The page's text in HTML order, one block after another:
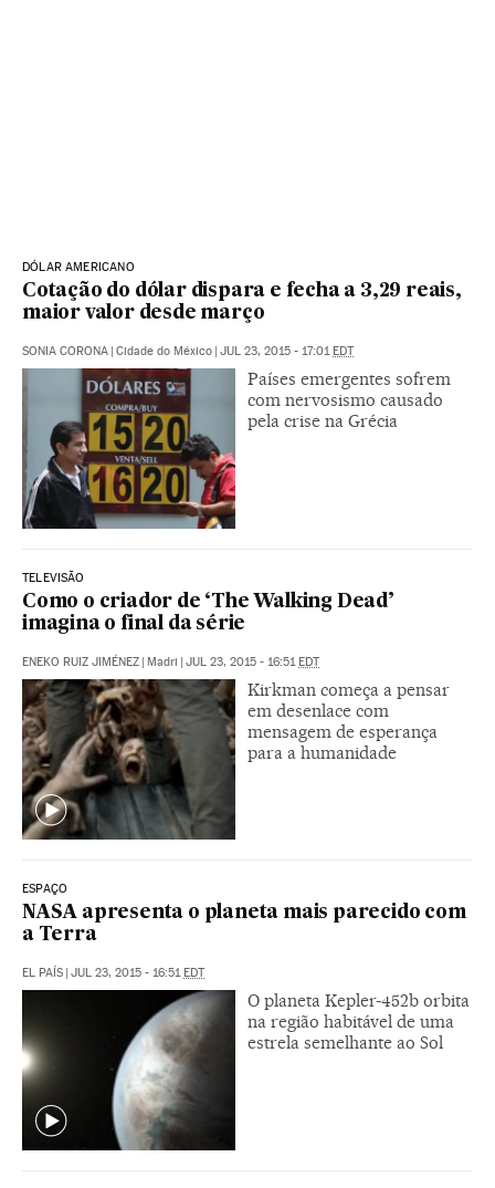
DÓLAR AMERICANO
Cotação do dólar dispara e fecha a 3,29 reais,
maior valor desde março
SONIA CORONA Cidade do México JUL 23, 2015 - 17:01 EDT
Países emergentes sofrem
com nervosismo causado
pela crise na Grécia
TELEVISÃO
Como o criador de ‘The Walking Dead’
imagina o final da série
ENEKO RUIZ JIMÉNEZ Madri JUL 23, 2015 - 16:51 EDT
Kirkman começa a pensar
em desenlace com
mensagem de esperança
para a humanidade
ESPAÇO
NASA apresenta o planeta mais parecido com
a Terra
EL PAÍS JUL 23, 2015 - 16:51 EDT
O planeta Kepler-452b orbita
na região habitável de uma
estrela semelhante ao Sol